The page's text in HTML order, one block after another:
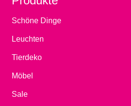
Schöne Dinge
Leuchten
Tierdeko
Möbel
Sale